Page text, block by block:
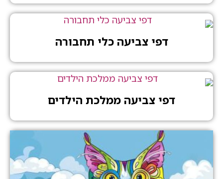
דפי צביעה כלי תחבורה
דפי צביעה ממלכת הילדים